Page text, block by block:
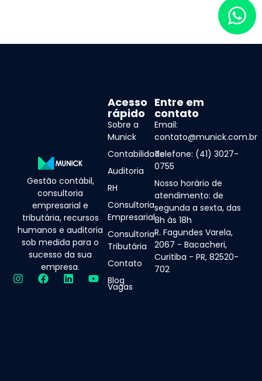
Gestão contábil,
consultoria
empresarial e
tributária, recursos
humanos e auditoria
sob medida para o
sucesso da sua
empresa.
Acesso
rápido
Sobre a
Munick
Contabilidade
Auditoria
RH
Consultoria
Empresarial
Consultoria
Tributária
Contato
Blog
Vagas
Entre em
contato
Email:
contato@munick.com.br
Telefone: (41) 3027-
0755
Nosso horário de
atendimento: de
segunda a sexta, das
8h às 18h
R. Fagundes Varela,
2067 - Bacacheri,
Curitiba - PR, 82520-
702